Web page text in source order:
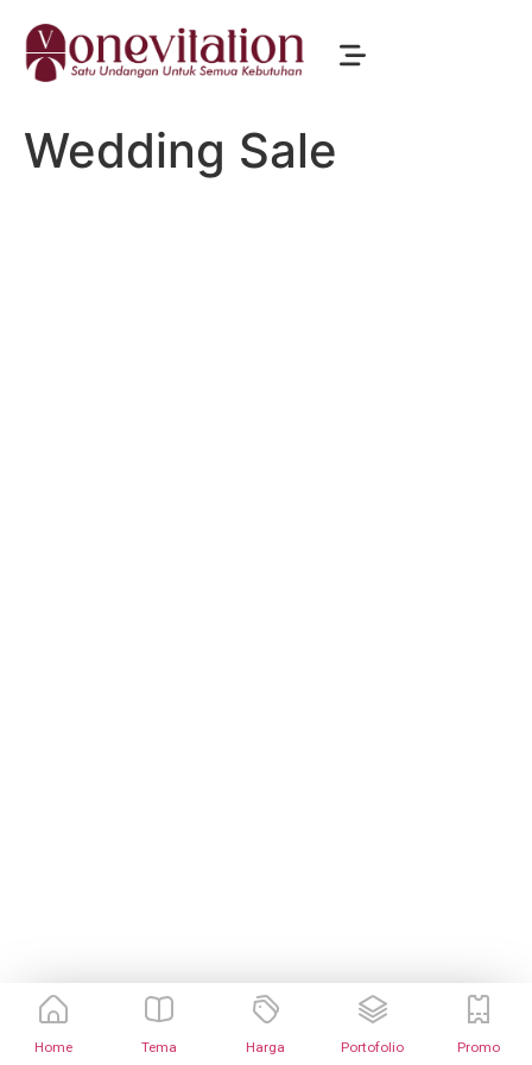
Home Tema Harga Portofolio Promo
Wedding Sale